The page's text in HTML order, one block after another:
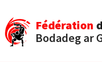
Fédération
Bodadeg ar